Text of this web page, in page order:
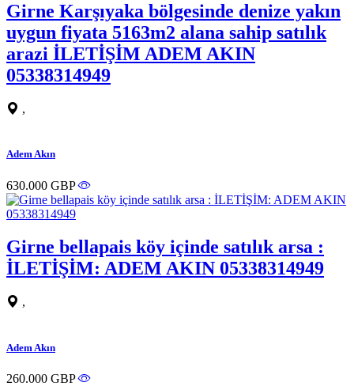
Girne Karşıyaka bölgesinde denize yakın
uygun fiyata 5163m2 alana sahip satılık
arazi İLETİŞİM ADEM AKIN
05338314949
,
Adem Akın
630.000 GBP
Girne bellapais köy içinde satılık arsa :
İLETİŞİM: ADEM AKIN 05338314949
,
Adem Akın
260.000 GBP